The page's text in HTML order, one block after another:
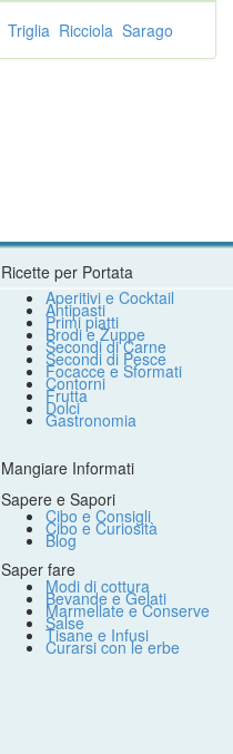
Triglia Ricciola Sarago
Ricette per Portata
Aperitivi e Cocktail
Antipasti
Primi piatti
Brodi e Zuppe
Secondi di Carne
Secondi di Pesce
Focacce e Sformati
Contorni
Frutta
Dolci
Gastronomia
Mangiare Informati
Sapere e Sapori
Cibo e Consigli
Cibo e Curiosità
Blog
Saper fare
Modi di cottura
Bevande e Gelati
Marmellate e Conserve
Salse
Tisane e Infusi
Curarsi con le erbe